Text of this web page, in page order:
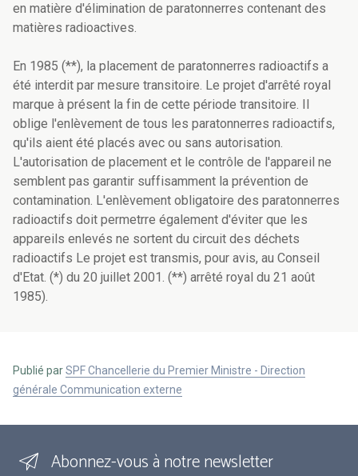
en matière d'élimination de paratonnerres contenant des
matières radioactives.
En 1985 (**), la placement de paratonnerres radioactifs a
été interdit par mesure transitoire. Le projet d'arrêté royal
marque à présent la fin de cette période transitoire. Il
oblige l'enlèvement de tous les paratonnerres radioactifs,
qu'ils aient été placés avec ou sans autorisation.
L'autorisation de placement et le contrôle de l'appareil ne
semblent pas garantir suffisamment la prévention de
contamination. L'enlèvement obligatoire des paratonnerres
radioactifs doit permetrre également d'éviter que les
appareils enlevés ne sortent du circuit des déchets
radioactifs Le projet est transmis, pour avis, au Conseil
d'Etat. (*) du 20 juillet 2001. (**) arrêté royal du 21 août
1985).
Publié parSPF Chancellerie du Premier Ministre - Direction
générale Communication externe
Abonnez-vous à notre newsletter